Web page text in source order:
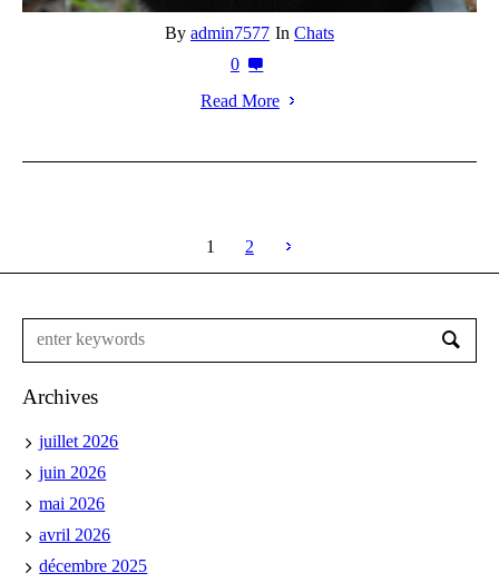
By admin7577 In Chats
0
Read More
1 2
Archives
juillet 2026
juin 2026
mai 2026
avril 2026
décembre 2025